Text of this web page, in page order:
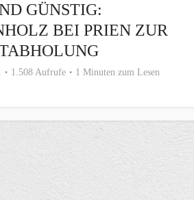
GÜNSTIG:
BEI PRIEN ZUR
1.508 Aufrufe 1 Minuten zum Lesen